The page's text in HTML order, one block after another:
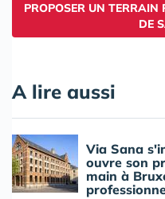
PROPOSER UN TERRAIN
DE
A lire aussi
Via Sana
ouvre son
main à